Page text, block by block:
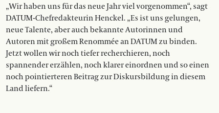
„Wir haben uns für das neue Jahr viel vorgenommen“, sagt
DATUM-Chefredakteurin Henckel. „Es ist uns gelungen,
neue Talente, aber auch bekannte Autorinnen und
Autoren mit großem Renommée an DATUM zu binden.
Jetzt wollen wir noch tiefer recherchieren, noch
spannender erzählen, noch klarer einordnen und so einen
noch pointierteren Beitrag zur Diskursbildung in diesem
Land liefern.“